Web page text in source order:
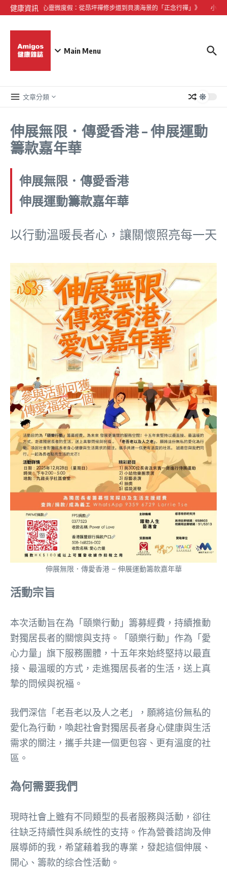
Skip to content
健康資訊
《大嶼山心靈微度假：從昂坪禪修步道到貝澳海景的「正念行禪」》 小型
Main Menu
文章分類
伸展無限．傳愛香港 – 伸展運動
籌款嘉年華
伸展無限．傳愛香港
伸展運動籌款嘉年華
以行動溫暖長者心，讓關懷照亮每一天
伸展無限．傳愛香港 – 伸展運動籌款嘉年華
活動宗旨
本次活動旨在為「頤樂行動」籌募經費，持續推動
對獨居長者的關懷與支持。「頤樂行動」作為「愛
心力量」旗下服務團體，十五年來始終堅持以最直
接、最溫暖的方式，走進獨居長者的生活，送上真
摯的問候與祝福。
我們深信「老吾老以及人之老」，願將這份無私的
愛化為行動，喚起社會對獨居長者身心健康與生活
需求的關注，攜手共建一個更包容、更有溫度的社
區。
為何需要我們
現時社會上雖有不同類型的長者服務與活動，卻往
往缺乏持續性與系統性的支持。作為營養諮詢及伸
展導師的我，希望藉着我的專業，發起這個伸展、
開心、籌款的综合性活動。